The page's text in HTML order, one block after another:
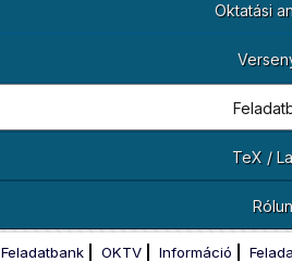
Oktatási
TeX /
Feladatbank OKTV Információ